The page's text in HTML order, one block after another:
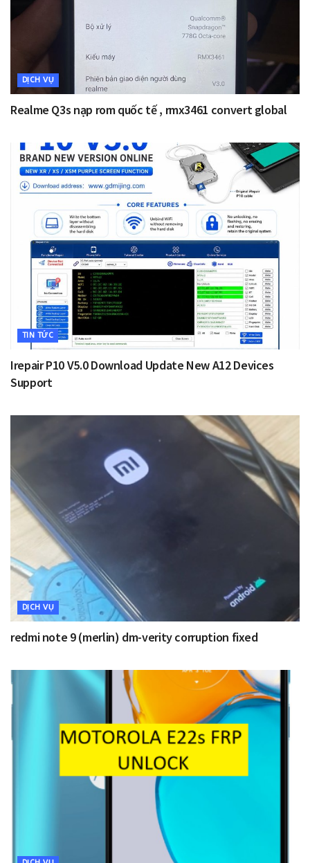
DỊCH VỤ
Realme Q3s nạp rom quốc tế , rmx3461 convert global
TIN TỨC
Irepair P10 V5.0 Download Update New A12 Devices
Support
DỊCH VỤ
redmi note 9 (merlin) dm-verity corruption fixed